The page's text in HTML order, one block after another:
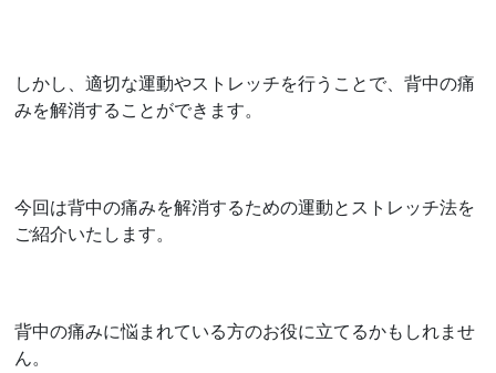
しかし、適切な運動やストレッチを行うことで、背中の痛
みを解消することができます。
今回は背中の痛みを解消するための運動とストレッチ法を
ご紹介いたします。
背中の痛みに悩まれている方のお役に立てるかもしれませ
ん。